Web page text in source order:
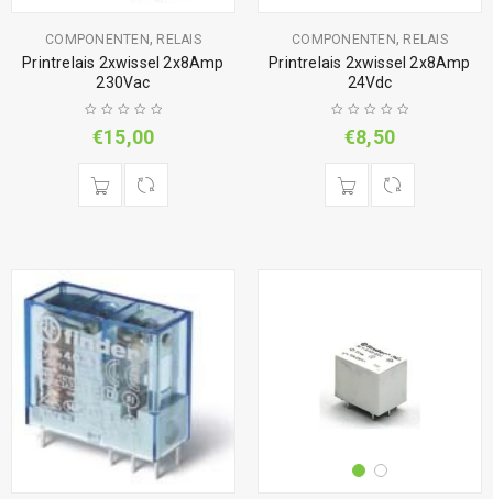
COMPONENTEN, RELAIS
Printrelais 2xwissel 2x8Amp
230Vac
€15,00
COMPONENTEN, RELAIS
Printrelais 2xwissel 2x8Amp
24Vdc
€8,50